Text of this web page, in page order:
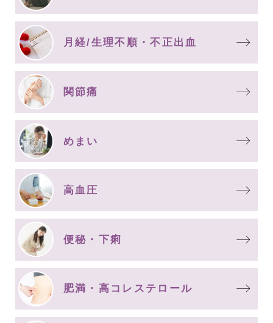
月経/生理不順・不正出血
関節痛
めまい
高血圧
便秘・下痢
肥満・高コレステロール